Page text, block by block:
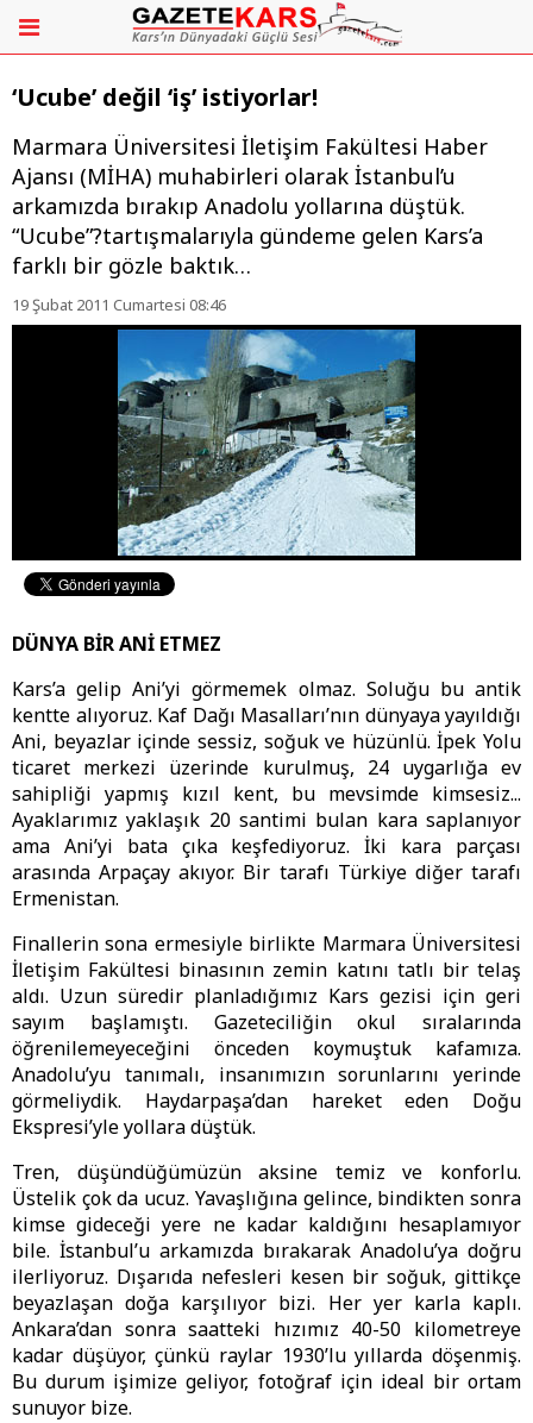
‘Ucube’ değil ‘iş’ istiyorlar!
Marmara Üniversitesi İletişim Fakültesi Haber
Ajansı (MİHA) muhabirleri olarak İstanbul’u
arkamızda bırakıp Anadolu yollarına düştük.
“Ucube”?tartışmalarıyla gündeme gelen Kars’a
farklı bir gözle baktık…
19 Şubat 2011 Cumartesi 08:46
DÜNYA BİR ANİ ETMEZ
Kars’a gelip Ani’yi görmemek olmaz. Soluğu bu antik
kentte alıyoruz. Kaf Dağı Masalları’nın dünyaya yayıldığı
Ani, beyazlar içinde sessiz, soğuk ve hüzünlü. İpek Yolu
ticaret merkezi üzerinde kurulmuş, 24 uygarlığa ev
sahipliği yapmış kızıl kent, bu mevsimde kimsesiz...
Ayaklarımız yaklaşık 20 santimi bulan kara saplanıyor
ama Ani’yi bata çıka keşfediyoruz. İki kara parçası
arasında Arpaçay akıyor. Bir tarafı Türkiye diğer tarafı
Ermenistan.
Finallerin sona ermesiyle birlikte Marmara Üniversitesi
İletişim Fakültesi binasının zemin katını tatlı bir telaş
aldı. Uzun süredir planladığımız Kars gezisi için geri
sayım başlamıştı. Gazeteciliğin okul sıralarında
öğrenilemeyeceğini önceden koymuştuk kafamıza.
Anadolu’yu tanımalı, insanımızın sorunlarını yerinde
görmeliydik. Haydarpaşa’dan hareket eden Doğu
Ekspresi’yle yollara düştük.
Tren, düşündüğümüzün aksine temiz ve konforlu.
Üstelik çok da ucuz. Yavaşlığına gelince, bindikten sonra
kimse gideceği yere ne kadar kaldığını hesaplamıyor
bile. İstanbul’u arkamızda bırakarak Anadolu’ya doğru
ilerliyoruz. Dışarıda nefesleri kesen bir soğuk, gittikçe
beyazlaşan doğa karşılıyor bizi. Her yer karla kaplı.
Ankara’dan sonra saatteki hızımız 40-50 kilometreye
kadar düşüyor, çünkü raylar 1930’lu yıllarda döşenmiş.
Bu durum işimize geliyor, fotoğraf için ideal bir ortam
sunuyor bize.